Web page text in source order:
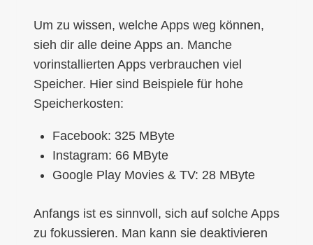
Um zu wissen, welche Apps weg können,
sieh dir alle deine Apps an. Manche
vorinstallierten Apps verbrauchen viel
Speicher. Hier sind Beispiele für hohe
Speicherkosten:
Facebook: 325 MByte
Instagram: 66 MByte
Google Play Movies & TV: 28 MByte
Anfangs ist es sinnvoll, sich auf solche Apps
zu fokussieren. Man kann sie deaktivieren